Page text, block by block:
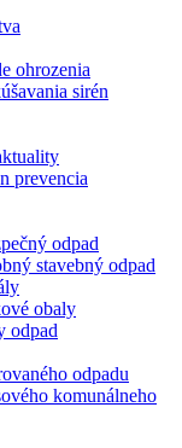
ohrozenia
sirén
prevencia
odpad
stavebný odpad
obaly
odpad
odpadu
komunálneho